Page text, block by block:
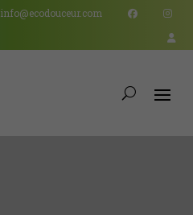
info@ecodouceur.com